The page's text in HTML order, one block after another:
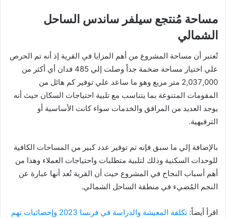
مساحة مُنتجع سيلفر ساندس الساحل
الشمالي
تُعتبر أن مساحة المشروع من أهم المزايا في القرية إذ أنه تم الحرص
علي اختيار مساحة ضخمة جداً وصلت إلي 485 فدان أي أكثر من
2,037,000 متر مربع وهو ما ساعد علي توفير كم هائل من
المقومات المتنوعة بما يتناسب مع تلبية احتياجات السكان حيث أنه
يوجد العديد من المرافق والخدمات سواء كانت الأساسية أو
الترفيهية.
بالإضافة إلي ما سبق فإنه تم توفير عدد كبير من المساحات الكافية
للوحدات السكنية وذلك لتلبية متطلبات واحتياجات العملاء وهذا من
أهم أسباب النجاح في المشروع حيث أن القرية تُعد أنها عبارة عن
النجم المُضيء في منطقة الساحل الشمالي.
اقرأ أيضاً: تكلفة المعيشة والدراسة في فرنسا 2023 وإحصائيات تهم